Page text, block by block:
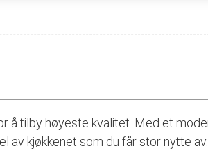
å tilby høyeste kvalitet. Med et
av kjøkkenet som du får stor nytte av.